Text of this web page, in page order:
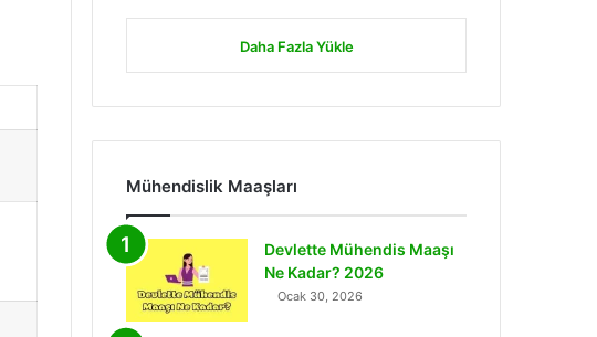
Daha Fazla Yükle
Mühendislik Maaşları
Devlette Mühendis Maaşı
Ne Kadar? 2026
Ocak 30, 2026